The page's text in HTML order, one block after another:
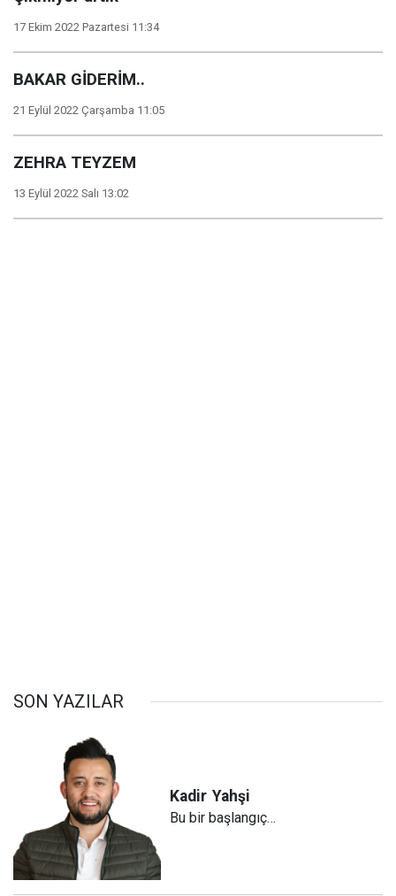
17 Ekim 2022 Pazartesi 11:34
BAKAR GİDERİM..
21 Eylül 2022 Çarşamba 11:05
ZEHRA TEYZEM
13 Eylül 2022 Salı 13:02
SON YAZILAR
Kadir Yahşi
Bu bir başlangıç…